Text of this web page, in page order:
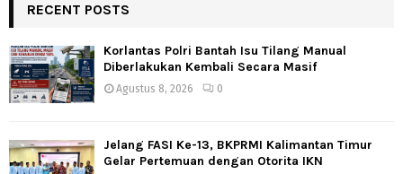
RECENT POSTS
Korlantas Polri Bantah Isu Tilang Manual
Diberlakukan Kembali Secara Masif
Agustus 8, 2026 0
Jelang FASI Ke-13, BKPRMI Kalimantan Timur
Gelar Pertemuan dengan Otorita IKN